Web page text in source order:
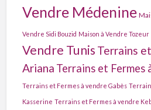
Vendre Médenine
Vendre Sidi Bouzid Maison à Vendre Tozeur
Vendre Tunis Terrains
Ariana Terrains et Fermes
Terrains et Fermes à vendre Gabès
Kasserine Terrains et Fermes à vendre